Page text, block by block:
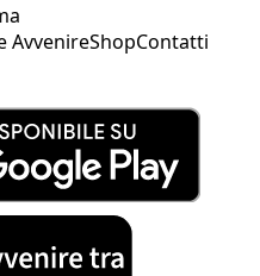
AvvenireShopContatti